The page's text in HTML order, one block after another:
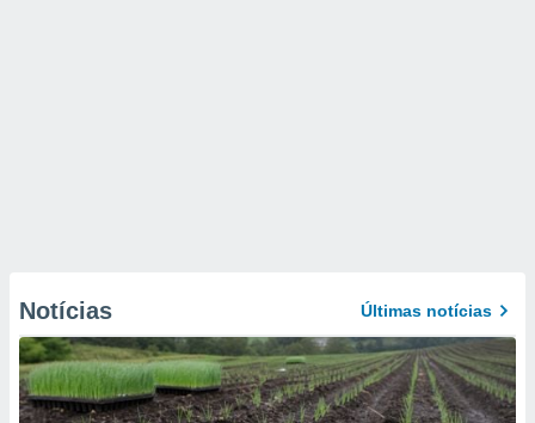
Notícias Últimas notícias